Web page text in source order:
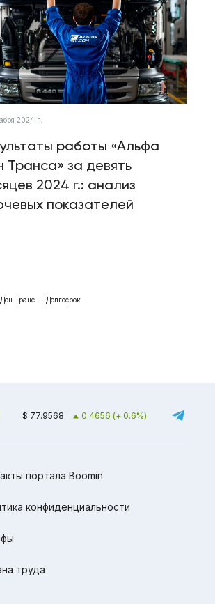
2024 г.
работы «Альфа
Транса» за девять
2024 г.: анализ
показателей
Транс Долгосрок
$ 77.9568 0.4656 (+ 0.6%)
портала Boomin
конфиденциальности
труда